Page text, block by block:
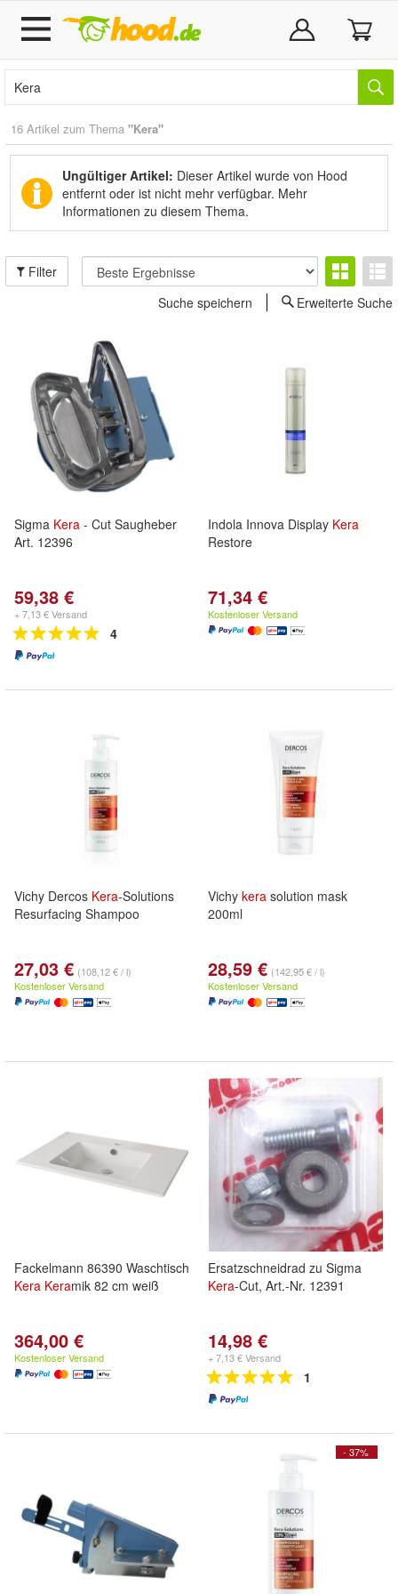
16 Artikel zum Thema "Kera"
Ungültiger Artikel: Dieser Artikel wurde von Hood
entfernt oder ist nicht mehr verfügbar. Mehr
Informationen zu diesem Thema.
Filter
Suche speichern
Erweiterte Suche
Sigma Kera - Cut Saugheber
Art. 12396
59,38 €
+ 7,13 € Versand
4
Indola Innova Display Kera
Restore
71,34 €
Kostenloser Versand
Vichy Dercos Kera-Solutions
Resurfacing Shampoo
27,03 € (108,12 € / l)
Kostenloser Versand
Vichy kera solution mask
200ml
28,59 € (142,95 € / l)
Kostenloser Versand
Fackelmann 86390 Waschtisch
Kera Keramik 82 cm weiß
364,00 €
Kostenloser Versand
Ersatzschneidrad zu Sigma
Kera-Cut, Art.-Nr. 12391
14,98 €
+ 7,13 € Versand
1
- 37%